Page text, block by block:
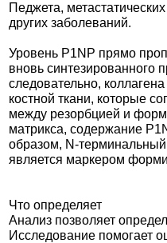
Педжета,
других заболеваний.
Уровень P1NP прямо
вновь синтезированного
следовательно,
костной ткани, которые
между резорбцией и
матрикса, содержание
образом, N-терминальный
является маркером
Что определяет
Анализ позволяет
Исследование помогает